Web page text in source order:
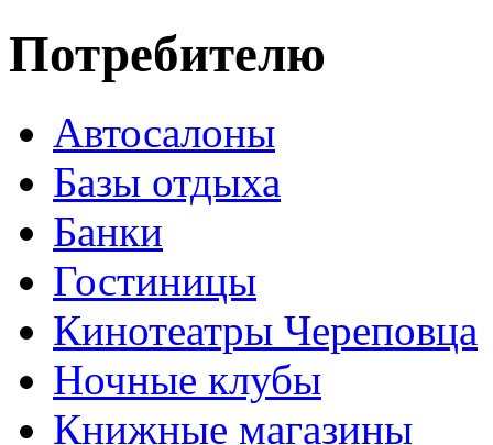
Потребителю
Автосалоны
Базы отдыха
Банки
Гостиницы
Кинотеатры Череповца
Ночные клубы
Книжные магазины